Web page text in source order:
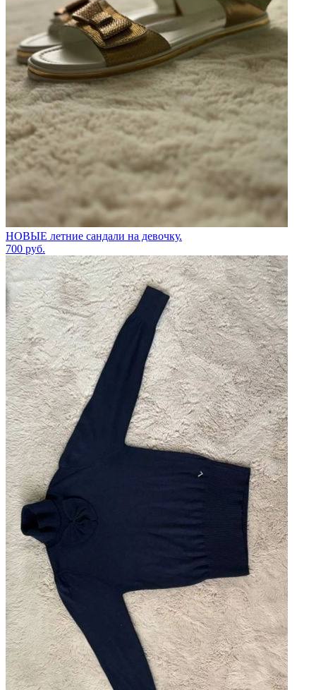
НОВЫЕ летние сандали на девочку.
700 руб.